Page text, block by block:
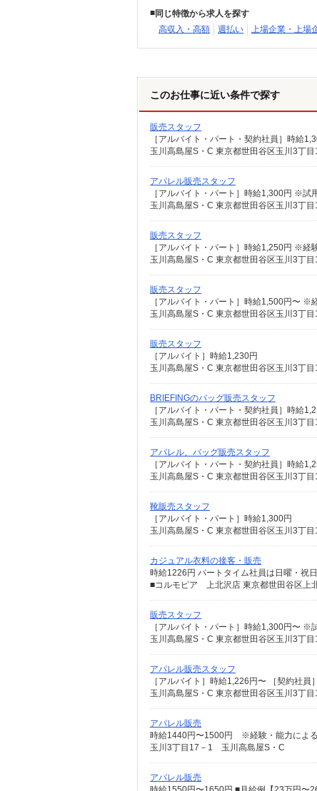
同じ特徴から求人を探す
高収入・高額
週払い 上場企業・上場
このお仕事に近い条件で探す
販売スタッフ
［アルバイト・パート・契約社員］時給
玉川高島屋S・C 東京都世田谷区玉川3丁
アパレル販売スタッフ
［アルバイト・パート］時給1,300円 ※試
玉川高島屋S・C 東京都世田谷区玉川3丁
販売スタッフ
［アルバイト・パート］時給1,250円 ※経
玉川高島屋S・C 東京都世田谷区玉川3丁
販売スタッフ
［アルバイト・パート］時給1,500円〜 ※
玉川高島屋S・C 東京都世田谷区玉川3丁
販売スタッフ
［アルバイト］時給1,230円
玉川高島屋S・C 東京都世田谷区玉川3丁
BRIEFINGのバッグ販売スタッフ
［アルバイト・パート・契約社員］時給
玉川高島屋S・C 東京都世田谷区玉川3丁
アパレル、バッグ販売スタッフ
［アルバイト・パート・契約社員］時給
玉川高島屋S・C 東京都世田谷区玉川3丁
靴販売スタッフ
［アルバイト・パート］時給1,300円
玉川高島屋S・C 東京都世田谷区玉川3丁
カジュアル衣料の接客・販売
時給1226円 パートタイム社員は日曜・祝
■コルモピア 上北沢店 東京都世田谷区上
販売スタッフ
［アルバイト・パート］時給1,300円〜 ※
玉川高島屋S・C 東京都世田谷区玉川3丁
アパレル販売スタッフ
［アルバイト］時給1,226円〜 ［契約社
玉川高島屋S・C 東京都世田谷区玉川3丁
アパレル販売
時給1440円〜1500円 ※経験・能力によ
玉川3丁目17－1 玉川高島屋S・C
アパレル販売